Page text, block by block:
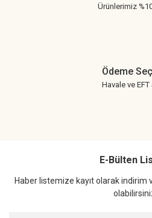
Ürünlerimiz
Ödeme
Havale ve
E-Bülten
Haber listemize kayıt olarak